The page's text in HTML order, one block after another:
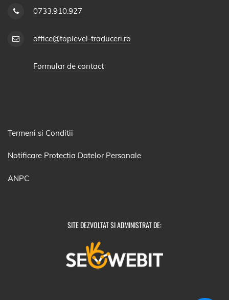
0733.910.927
office@toplevel-traduceri.ro
Formular de contact
Termeni si Conditii
Notificare Protectia Datelor Personale
ANPC
SITE DEZVOLTAT SI ADMINISTRAT DE: